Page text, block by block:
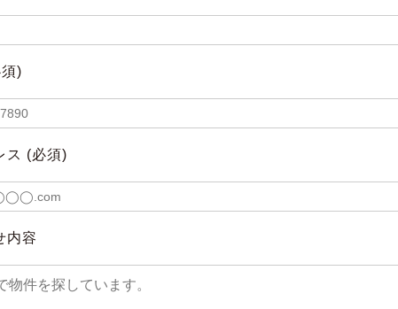
)
ス (必須)
内容